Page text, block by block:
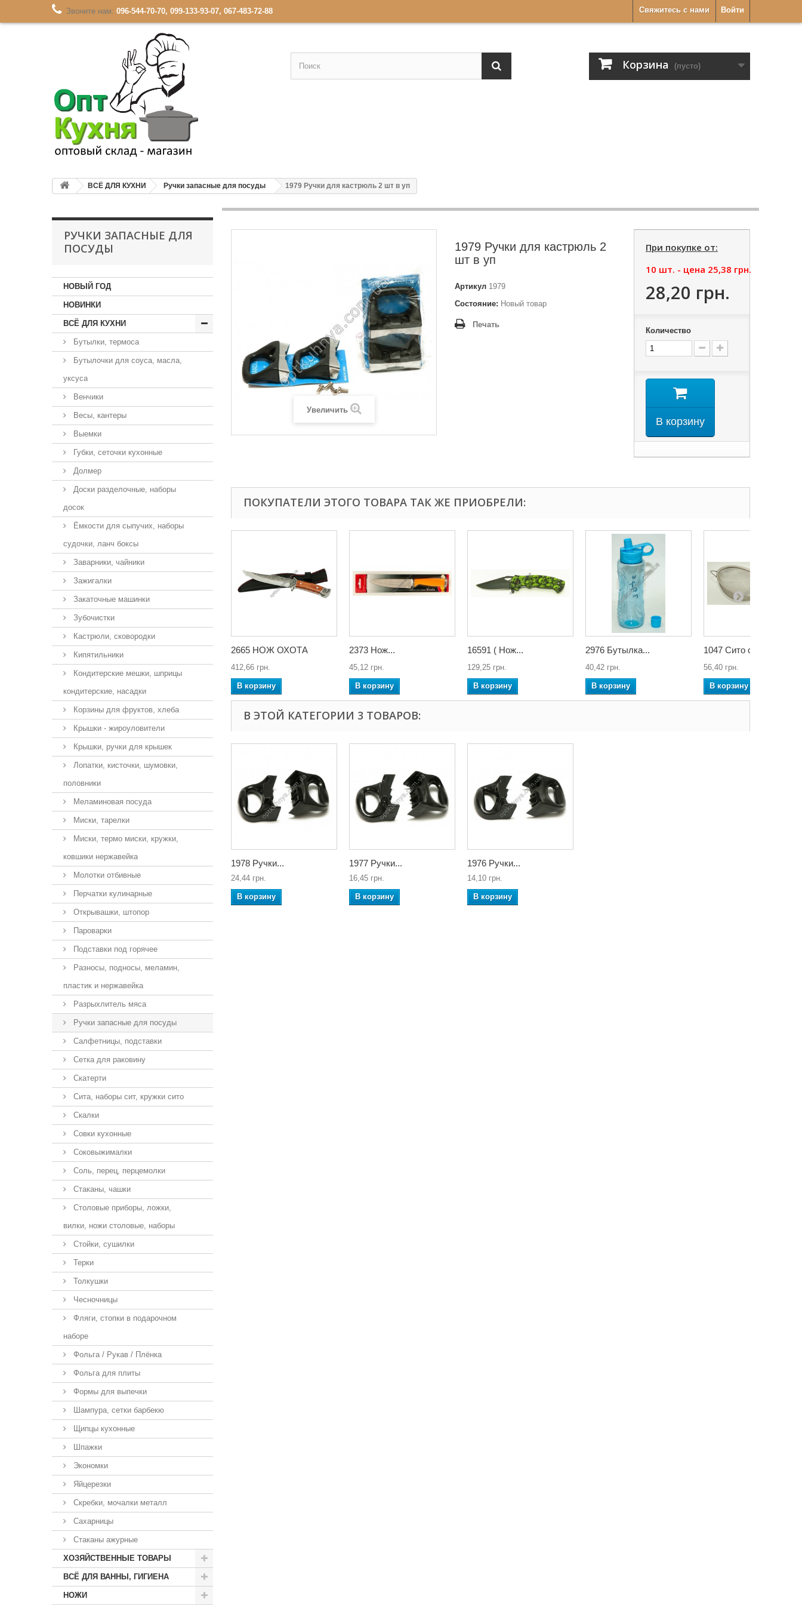
Войти
Свяжитесь с нами
Звоните нам: 096-544-70-70, 099-133-93-07, 067-483-72-88
Корзина (пусто)
ВСЁ ДЛЯ КУХНИ Ручки запасные для посуды 1979 Ручки для кастрюль 2 шт в уп
РУЧКИ ЗАПАСНЫЕ ДЛЯ
ПОСУДЫ
НОВЫЙ ГОД
НОВИНКИ
ВСЁ ДЛЯ КУХНИ
Бутылки, термоса
Бутылочки для соуса, масла,
уксуса
Венчики
Весы, кантеры
Выемки
Губки, сеточки кухонные
Долмер
Доски разделочные, наборы
досок
Ёмкости для сыпучих, наборы
судочки, ланч боксы
Заварники, чайники
Зажигалки
Закаточные машинки
Зубочистки
Кастрюли, сковородки
Кипятильники
Кондитерские мешки, шприцы
кондитерские, насадки
Корзины для фруктов, хлеба
Крышки - жироуловители
Крышки, ручки для крышек
Лопатки, кисточки, шумовки,
половники
Меламиновая посуда
Миски, тарелки
Миски, термо миски, кружки,
ковшики нержавейка
Молотки отбивные
Перчатки кулинарные
Открывашки, штопор
Пароварки
Подставки под горячее
Разносы, подносы, меламин,
пластик и нержавейка
Разрыхлитель мяса
Ручки запасные для посуды
Салфетницы, подставки
Сетка для раковину
Скатерти
Сита, наборы сит, кружки сито
Скалки
Совки кухонные
Соковыжималки
Соль, перец, перцемолки
Стаканы, чашки
Столовые приборы, ложки,
вилки, ножи столовые, наборы
Стойки, сушилки
Терки
Толкушки
Чесночницы
Фляги, стопки в подарочном
наборе
Фольга / Рукав / Плёнка
Фольга для плиты
Формы для выпечки
Шампура, сетки барбекю
Щипцы кухонные
Шпажки
Экономки
Яйцерезки
Скребки, мочалки металл
Сахарницы
Стаканы ажурные
ХОЗЯЙСТВЕННЫЕ ТОВАРЫ
ВСЁ ДЛЯ ВАННЫ, ГИГИЕНА
НОЖИ
Увеличить
1979 Ручки для кастрюль 2
шт в уп
Артикул 1979
Состояние: Новый товар
Печать
При покупке от:
10 шт. - цена 25,38 грн.
28,20 грн.
Количество
В корзину
ПОКУПАТЕЛИ ЭТОГО ТОВАРА ТАК ЖЕ ПРИОБРЕЛИ:
2665 НОЖ ОХОТА
412,66 грн.
В корзину
2373 Нож...
45,12 грн.
В корзину
16591 ( Нож...
129,25 грн.
В корзину
2976 Бутылка...
40,42 грн.
В корзину
1047 Сито c...
56,40 грн.
В корзину
В ЭТОЙ КАТЕГОРИИ 3 ТОВАРОВ:
1978 Ручки...
24,44 грн.
В корзину
1977 Ручки...
16,45 грн.
В корзину
1976 Ручки...
14,10 грн.
В корзину